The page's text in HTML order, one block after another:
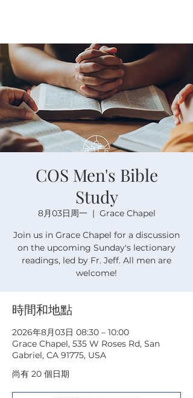
COS Men's Bible
Study
8月03日周一
  |
Grace Chapel
Join us in Grace Chapel for a discussion
on the upcoming Sunday's lectionary
readings, led by Fr. Jeff. All men are
welcome!
時間和地點
2026年8月03日 08:30 – 10:00
Grace Chapel, 535 W Roses Rd, San
Gabriel, CA 91775, USA
尚有 20 個日期